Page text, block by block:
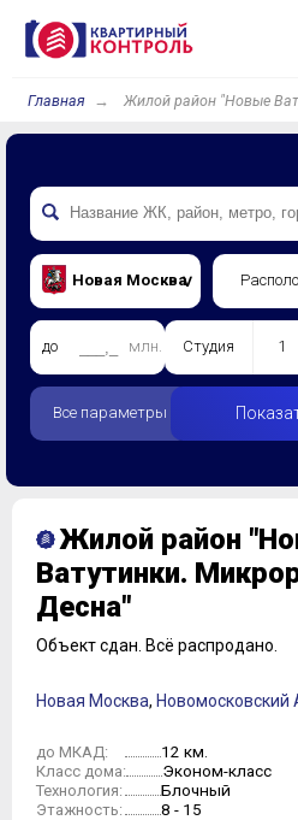
Главная Жилой район "Новые
Новая Москва
до млн. Студия 1
Все параметры
Жилой район
Ватутинки.
Десна"
Объект сдан. Всё распродано.
Новая Москва, Новомосковский
до МКАД: 12 км.
Класс дома: Эконом-класс
Технология: Блочный
Этажность: 8 - 15